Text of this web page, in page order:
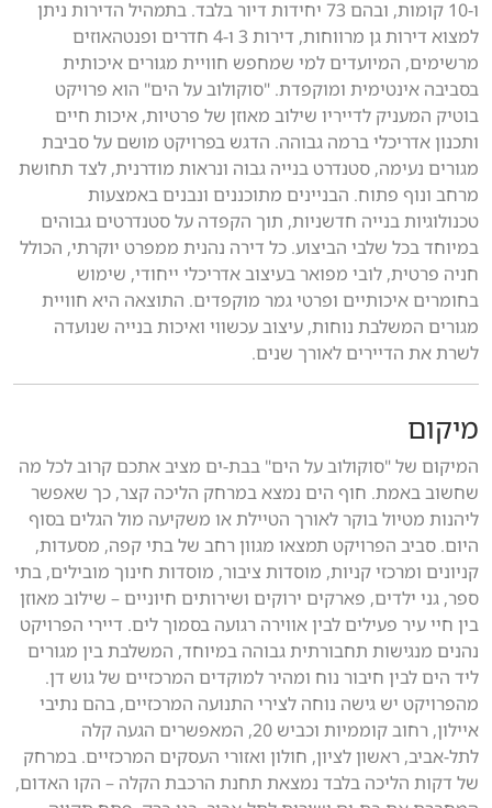
ו-10 קומות, ובהם 73 יחידות דיור בלבד. בתמהיל הדירות ניתן
למצוא דירות גן מרווחות, דירות 3 ו-4 חדרים ופנטהאוזים
מרשימים, המיועדים למי שמחפש חוויית מגורים איכותית
בסביבה אינטימית ומוקפדת. "סוקולוב על הים" הוא פרויקט
בוטיק המעניק לדייריו שילוב מאוזן של פרטיות, איכות חיים
ותכנון אדריכלי ברמה גבוהה. הדגש בפרויקט מושם על סביבת
מגורים נעימה, סטנדרט בנייה גבוה ונראות מודרנית, לצד תחושת
מרחב ונוף פתוח. הבניינים מתוכננים ונבנים באמצעות
טכנולוגיות בנייה חדשניות, תוך הקפדה על סטנדרטים גבוהים
במיוחד בכל שלבי הביצוע. כל דירה נהנית ממפרט יוקרתי, הכולל
חניה פרטית, לובי מפואר בעיצוב אדריכלי ייחודי, שימוש
בחומרים איכותיים ופרטי גמר מוקפדים. התוצאה היא חוויית
מגורים המשלבת נוחות, עיצוב עכשווי ואיכות בנייה שנועדה
לשרת את הדיירים לאורך שנים.
מיקום
המיקום של "סוקולוב על הים" בבת-ים מציב אתכם קרוב לכל מה
שחשוב באמת. חוף הים נמצא במרחק הליכה קצר, כך שאפשר
ליהנות מטיול בוקר לאורך הטיילת או משקיעה מול הגלים בסוף
היום. סביב הפרויקט תמצאו מגוון רחב של בתי קפה, מסעדות,
קניונים ומרכזי קניות, מוסדות ציבור, מוסדות חינוך מובילים, בתי
ספר, גני ילדים, פארקים ירוקים ושירותים חיוניים – שילוב מאוזן
בין חיי עיר פעילים לבין אווירה רגועה בסמוך לים. דיירי הפרויקט
נהנים מנגישות תחבורתית גבוהה במיוחד, המשלבת בין מגורים
ליד הים לבין חיבור נוח ומהיר למוקדים המרכזיים של גוש דן.
מהפרויקט יש גישה נוחה לצירי התנועה המרכזיים, בהם נתיבי
איילון, רחוב קוממיות וכביש 20, המאפשרים הגעה קלה
לתל-אביב, ראשון לציון, חולון ואזורי העסקים המרכזיים. במרחק
של דקות הליכה בלבד נמצאת תחנת הרכבת הקלה – הקו האדום,